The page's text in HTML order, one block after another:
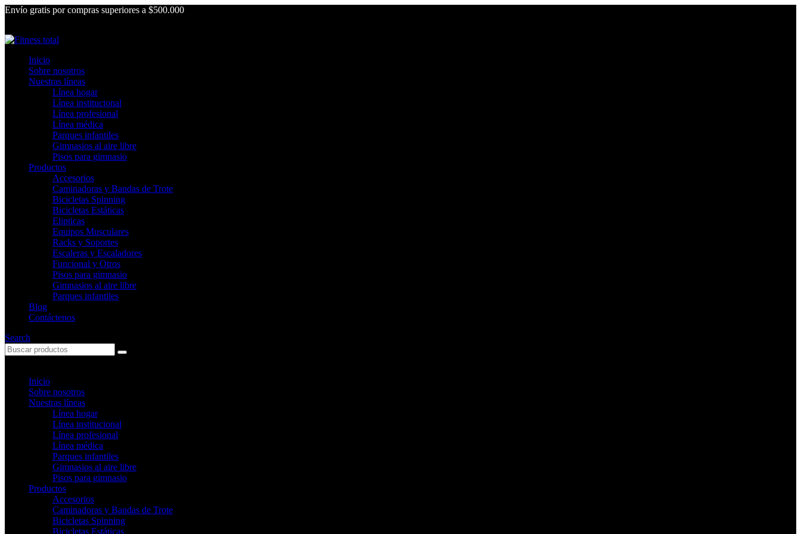
Envío gratis por compras superiores a $500.000
Inicio
Sobre nosotros
Nuestras líneas
Línea hogar
Línea institucional
Línea profesional
Línea médica
Parques infantiles
Gimnasios al aire libre
Pisos para gimnasio
Productos
Accesorios
Caminadoras y Bandas de Trote
Bicicletas Spinning
Bicicletas Estáticas
Elipticas
Equipos Musculares
Racks y Soportes
Escaleras y Escaladores
Funcional y Otros
Pisos para gimnasio
Gimnasios al aire libre
Parques infantiles
Blog
Contáctenos
Search
Inicio
Sobre nosotros
Nuestras líneas
Línea hogar
Línea institucional
Línea profesional
Línea médica
Parques infantiles
Gimnasios al aire libre
Pisos para gimnasio
Productos
Accesorios
Caminadoras y Bandas de Trote
Bicicletas Spinning
Bicicletas Estáticas